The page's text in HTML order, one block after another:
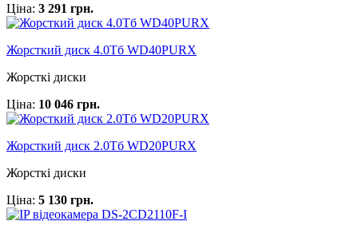
Ціна: 3 291 грн.
Жорсткий диск 4.0Тб WD40PURX
Жорсткі диски
Ціна: 10 046 грн.
Жорсткий диск 2.0Тб WD20PURX
Жорсткі диски
Ціна: 5 130 грн.